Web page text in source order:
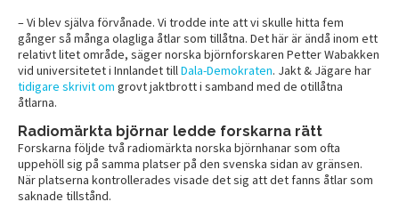
– Vi blev själva förvånade. Vi trodde inte att vi skulle hitta fem
gånger så många olagliga åtlar som tillåtna. Det här är ändå inom ett
relativt litet område, säger norska björnforskaren Petter Wabakken
vid universitetet i Innlandet tillDala-Demokraten. Jakt & Jägare har
tidigare skrivit om grovt jaktbrott i samband med de otillåtna
åtlarna.
Radiomärkta björnar ledde forskarna rätt
Forskarna följde två radiomärkta norska björnhanar som ofta
uppehöll sig på samma platser på den svenska sidan av gränsen.
När platserna kontrollerades visade det sig att det fanns åtlar som
saknade tillstånd.